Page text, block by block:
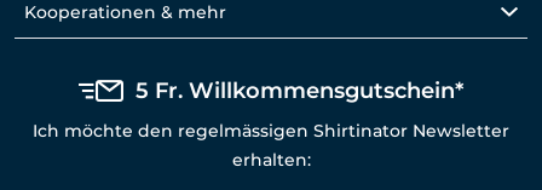
Kooperationen & mehr
5 Fr. Willkommensgutschein*
Ich möchte den regelmässigen Shirtinator Newsletter
erhalten: